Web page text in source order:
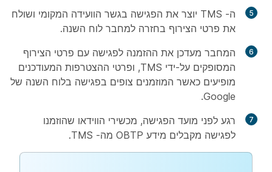
ה- TMS יוצר את הפגישה בגשר הוועידה המקומי ושולח
את פרטי הצירוף בחזרה למחבר לוח השנה.
המחבר מעדכן את ההזמנה לפגישה עם פרטי הצירוף
המסופקים על-ידי TMS, ופרטי ההצטרפות המעודכנים
מופיעים כאשר המוזמנים צופים בפגישה בלוח השנה של
Google.
רגע לפני מועד הפגישה, מכשירי הווידאו שהוזמנו
לפגישה מקבלים מידע OBTP מה- TMS.